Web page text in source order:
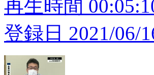
再生時間
登録日 2021/06/